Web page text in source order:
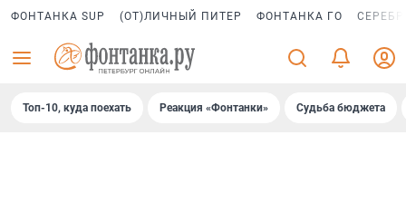
ФОНТАНКА SUP (ОТ)ЛИЧНЫЙ ПИТЕР ФОНТАНКА ГО
Топ-10, куда поехать Реакция «Фонтанки» Судьба бюджета